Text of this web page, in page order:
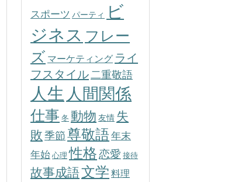
スポーツ パーティ
ビ
ジネス フレー
ズ マーケティング ライ
フスタイル 二重敬語
人生 人間関係
仕事 冬 動物 友情 失
敗 季節 尊敬語年末
年始 心理 性格恋愛 接待
故事成語文学 料理